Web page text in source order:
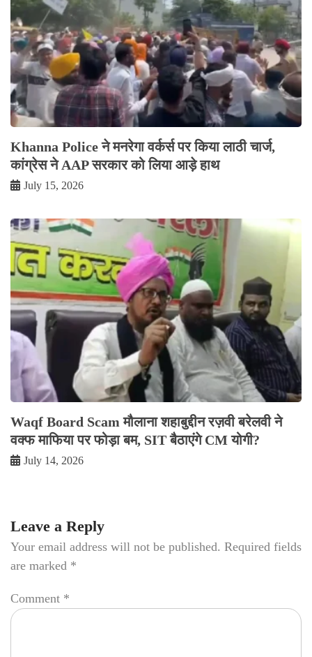
Khanna Police ने मनरेगा वर्कर्स पर किया लाठी चार्ज,
कांग्रेस ने AAP सरकार को लिया आड़े हाथ
July 15, 2026
Waqf Board Scam मौलाना शहाबुद्दीन रज़वी बरेलवी ने
वक्फ माफिया पर फोड़ा बम, SIT बैठाएंगे CM योगी?
July 14, 2026
Leave a Reply
Your email address will not be published. Required fields
are marked *
Comment *